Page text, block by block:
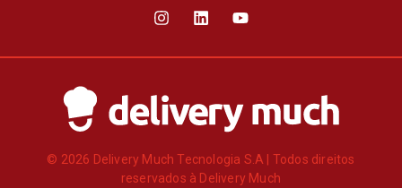
© 2026 Delivery Much Tecnologia S.A | Todos direitos
reservados à Delivery Much